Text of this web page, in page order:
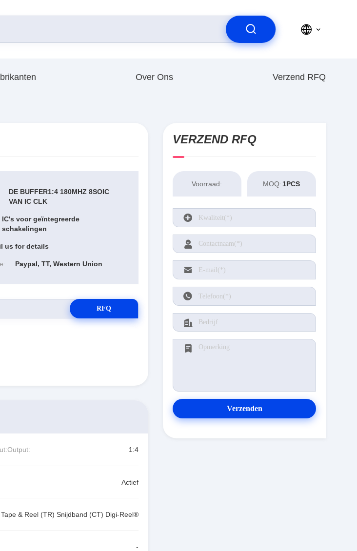
Over Ons Verzend RFQ
DE BUFFER1:4 180MHZ 8SOIC
VAN IC CLK
IC's voor geïntegreerde
schakelingen
us for details
Paypal, TT, Western Union
RFQ
1:4
Actief
Tape & Reel (TR) Snijdband (CT) Digi-Reel®
-
VERZEND RFQ
Voorraad: MOQ: 1PCS
Verzenden